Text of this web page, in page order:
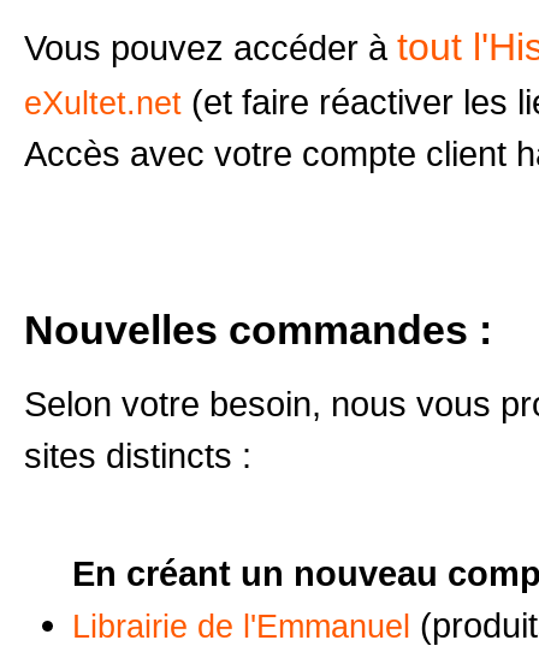
Vous pouvez accéder à tout
eXultet.net (et faire réactiver les
Accès avec votre compte client
Nouvelles commandes :
Selon votre besoin, nous vous
sites distincts :
En créant un nouveau
Librairie de l'Emmanuel